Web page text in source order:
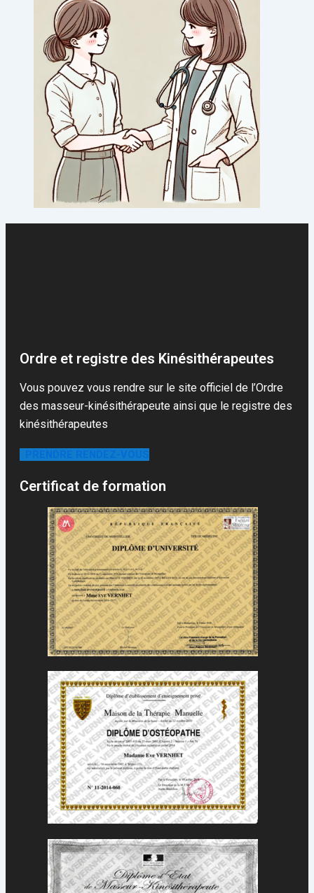
Ordre et registre des Kinésithérapeutes
Vous pouvez vous rendre sur le site officiel de l’Ordre
des masseur-kinésithérapeute ainsi que le registre des
kinésithérapeutes
Certificat de formation